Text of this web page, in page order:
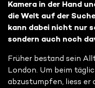
Kamera in der Hand
die Welt auf der
kann dabei nicht nur
sondern auch noch
Früher bestand sein
London. Um beim
abzustumpfen, liess er